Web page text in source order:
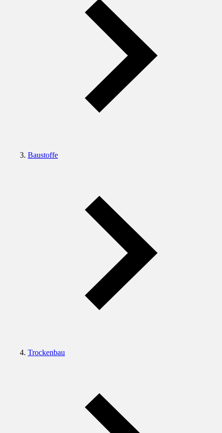
Baustoffe
Trockenbau